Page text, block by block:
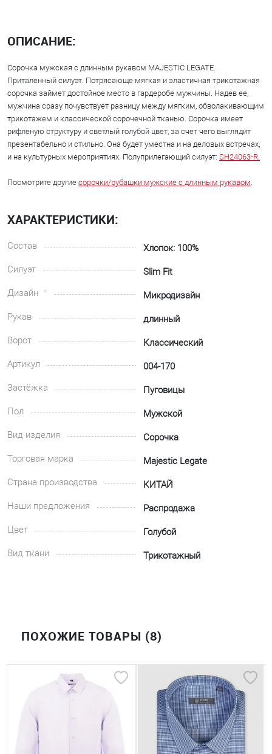
ОПИСАНИЕ:
Сорочка мужская с длинным рукавом MAJESTIC LEGATE.
Приталенный силуэт. Потрясающе мягкая и эластичная трикотажная
сорочка займет достойное место в гардеробе мужчины. Надев ее,
мужчина сразу почувствует разницу между мягким, обволакивающим
трикотажем и классической сорочечной тканью. Сорочка имеет
рифленую структуру и светлый голубой цвет, за счет чего выглядит
презентабельно и стильно. Она будет уместна и на деловых встречах,
и на культурных мероприятиях. Полуприлегающий силуэт: SH24063-R.
Посмотрите другие сорочки/рубашки мужские с длинным рукавом.
ХАРАКТЕРИСТИКИ:
Состав
Хлопок: 100%
Силуэт
Slim Fit
Дизайн
Микродизайн
Рукав
длинный
Ворот
Классический
Артикул
004-170
Застёжка
Пуговицы
Пол
Мужской
Вид изделия
Сорочка
Торговая марка
Majestic Legate
Страна производства
КИТАЙ
Наши предложения
Распродажа
Цвет
Голубой
Вид ткани
Трикотажный
ПОХОЖИЕ ТОВАРЫ (8)